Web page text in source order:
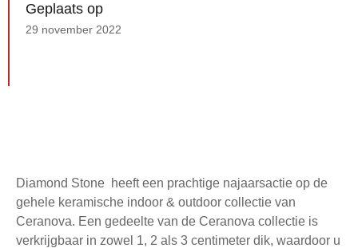
Geplaats op
29 november 2022
Diamond Stone heeft een prachtige najaarsactie op de
gehele keramische indoor & outdoor collectie van
Ceranova. Een gedeelte van de Ceranova collectie is
verkrijgbaar in zowel 1, 2 als 3 centimeter dik, waardoor u